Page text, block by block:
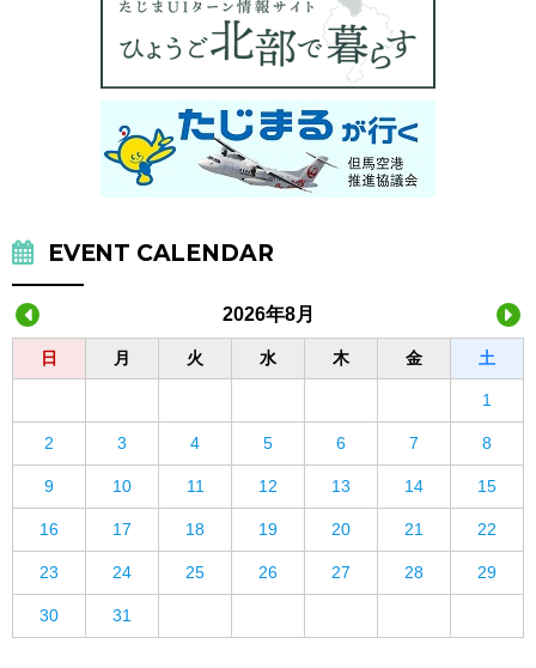
EVENT CALENDAR
2026年8月
日 月 火 水 木 金 土
1
2 3 4 5 6 7 8
9 10 11 12 13 14 15
16 17 18 19 20 21 22
23 24 25 26 27 28 29
30 31